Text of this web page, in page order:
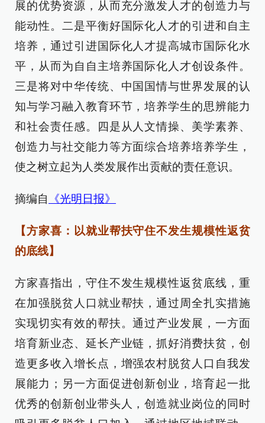
展的优势资源，从而充分激发人才的创造力与
能动性。二是平衡好国际化人才的引进和自主
培养，通过引进国际化人才提高城市国际化水
平，从而为自自主培养国际化人才创设条件。
三是将对中华传统、中国国情与世界发展的认
知与学习融入教育环节，培养学生的思辨能力
和社会责任感。四是从人文情操、美学素养、
创造力与社交能力等方面综合培养培养学生，
使之树立起为人类发展作出贡献的责任意识。
摘编自 《光明日报》
【方家喜：以就业帮扶守住不发生规模性返贫
的底线】
方家喜指出，守住不发生规模性返贫底线，重
在加强脱贫人口就业帮扶，通过周全扎实措施
实现切实有效的帮扶。通过产业发展，一方面
培育新业态、延长产业链，抓好消费扶贫，创
造更多收入增长点，增强农村脱贫人口自我发
展能力；另一方面促进创新创业，培育起一批
优秀的创新创业带头人，创造就业岗位的同时